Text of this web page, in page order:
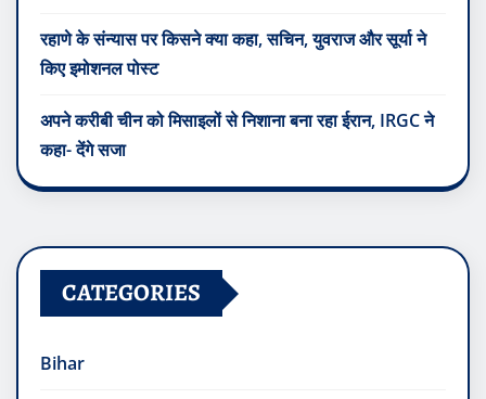
रहाणे के संन्यास पर किसने क्या कहा, सचिन, युवराज और सूर्या ने
किए इमोशनल पोस्ट
अपने करीबी चीन को मिसाइलों से निशाना बना रहा ईरान, IRGC ने
कहा- देंगे सजा
CATEGORIES
Bihar